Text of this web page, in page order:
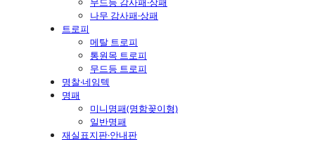
나무 감사패·상패
트로피
메탈 트로피
통원목 트로피
무드등 트로피
명찰·네임텍
명패
미니명패(명함꽂이형)
일반명패
재실표지판·안내판